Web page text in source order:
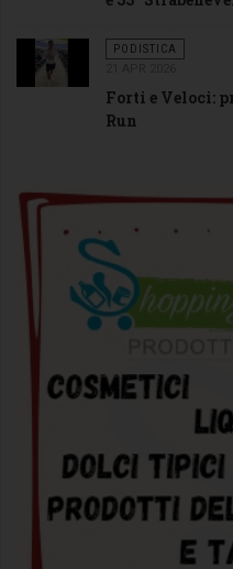
PODISTICA
Forti e Veloci:
Run